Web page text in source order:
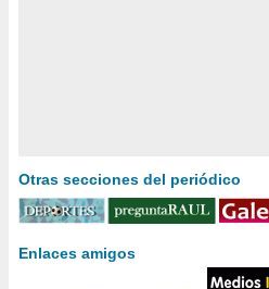
Otras secciones del periódico
Enlaces amigos